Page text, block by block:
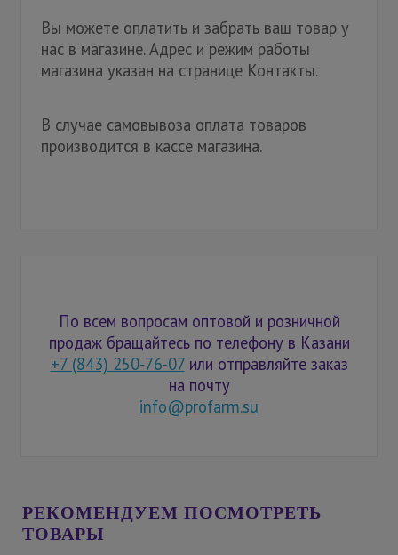
Вы можете оплатить и забрать ваш товар у
нас в магазине. Адрес и режим работы
магазина указан на странице Контакты.
В случае самовывоза оплата товаров
производится в кассе магазина.
По всем вопросам оптовой и розничной
продаж бращайтесь по телефону в Казани
+7 (843) 250-76-07или отправляйте заказ
на почту
info@profarm.su
РЕКОМЕНДУЕМ ПОСМОТРЕТЬ
ТОВАРЫ